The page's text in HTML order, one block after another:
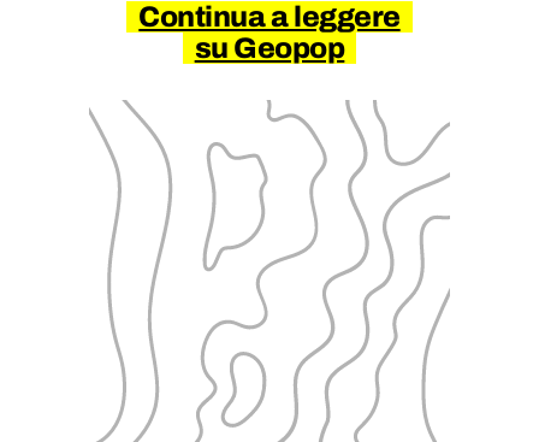
Continua a leggere
su Geopop